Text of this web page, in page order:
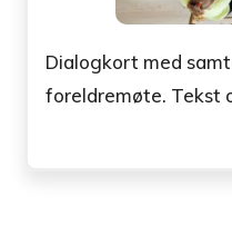
Dialogkort med
foreldremøte. Tekst